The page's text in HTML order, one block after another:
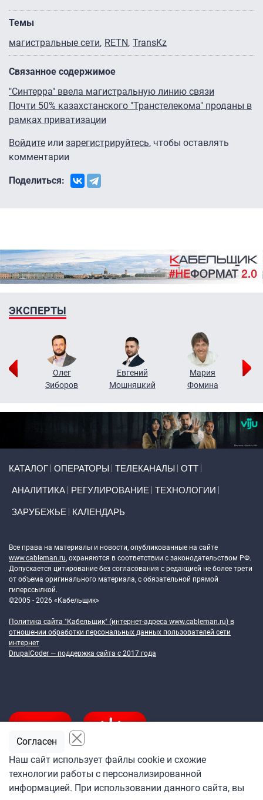
Темы
магистральные сети RETN TransKz
Связанное содержимое
"Синтерра" ввела магистральную линию связи
Почти 50% казахстанского "Транстелекома" проданы в
рамках приватизации
Войдите или зарегистрируйтесь, чтобы оставлять
комментарии
Поделиться:
ЭКСПЕРТЫ
Олег
Зиборов
Евгений
Мошняцкий
Мария
Фомина
КАТАЛОГ ОПЕРАТОРЫ ТЕЛЕКАНАЛЫ ОТТ
АНАЛИТИКА РЕГУЛИРОВАНИЕ ТЕХНОЛОГИИ
ЗАРУБЕЖЬЕ КАЛЕНДАРЬ
Все права на материалы и новости, опубликованные на сайте
www.cableman.ru, охраняются в соответствии с законодательством РФ.
Допускается цитирование без согласования с редакцией не более трети
от объема оригинального материала, с обязательной прямой
гиперссылкой.
©2005 - 2026 «Кабельщик»
Политика сайта "Кабельщик" (интернет-адреса www.cableman.ru) в
отношении обработки персональных данных пользователей сети
интернет
DrupalCoder — поддержка сайта c 2017 года
Подпишитесь
Наш сайт использует файлы cookie и схожие
технологии работы с персонализированной
информацией. При использовании данного сайта, вы
Согласен